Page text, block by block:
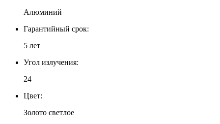
Алюминий
Гарантийный срок:
5 лет
Угол излучения:
24
Цвет:
Золото светлое